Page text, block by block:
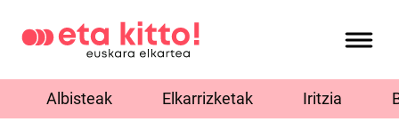
Albisteak Elkarrizketak Iritzia